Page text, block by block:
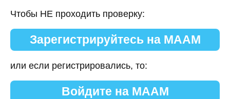
Чтобы НЕ проходить проверку:
Зарегистрируйтесь на МААМ
или если регистрировались, то:
Войдите на МААМ